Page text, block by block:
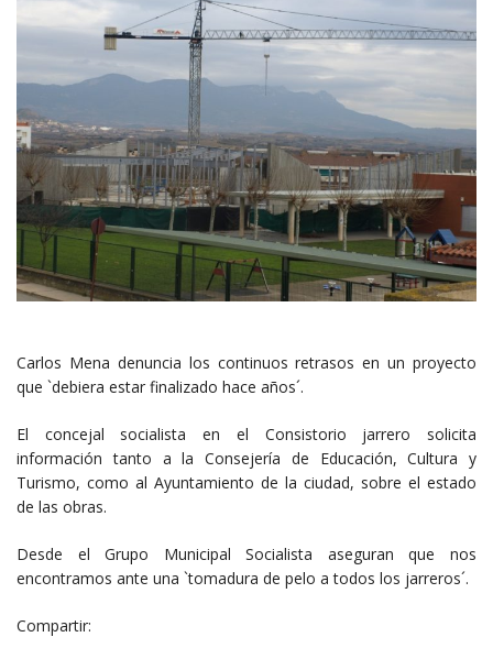
Carlos Mena denuncia los continuos retrasos en un proyecto
que `debiera estar finalizado hace años´.
El concejal socialista en el Consistorio jarrero solicita
información tanto a la Consejería de Educación, Cultura y
Turismo, como al Ayuntamiento de la ciudad, sobre el estado
de las obras.
Desde el Grupo Municipal Socialista aseguran que nos
encontramos ante una `tomadura de pelo a todos los jarreros´.
Compartir: